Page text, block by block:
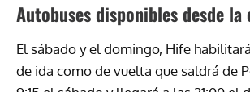
Autobuses disponibles desde la
El sábado y el domingo, Hife
de ida como de vuelta que saldrá de